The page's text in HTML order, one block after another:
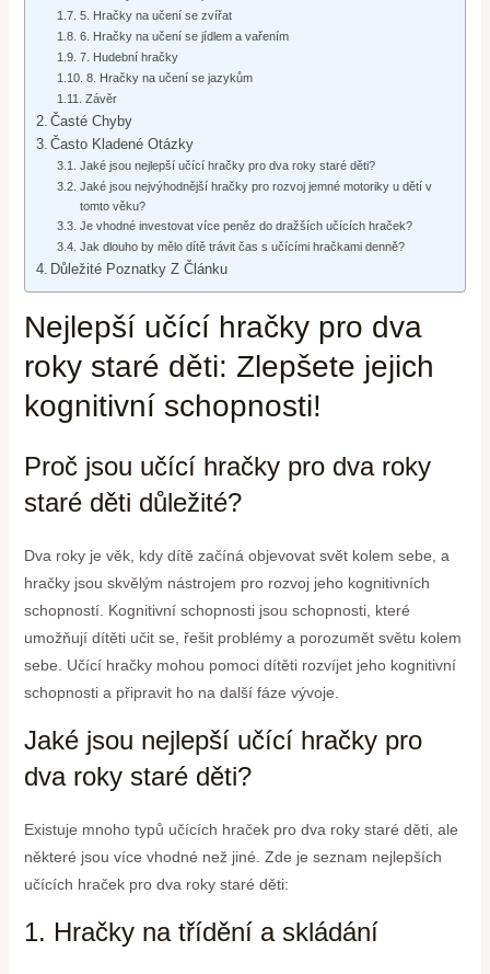
5. Hračky na učení se zvířat
6. Hračky na učení se jídlem a vařením
7. Hudební hračky
8. Hračky na učení se jazykům
Závěr
Časté Chyby
Často Kladené Otázky
Jaké jsou nejlepší učící hračky pro dva roky staré děti?
Jaké jsou nejvýhodnější hračky pro rozvoj jemné motoriky u dětí v
tomto věku?
Je vhodné investovat více peněz do dražších učících hraček?
Jak dlouho by mělo dítě trávit čas s učícími hračkami denně?
Důležité Poznatky Z Článku
Nejlepší učící hračky pro dva
roky staré děti: Zlepšete jejich
kognitivní schopnosti!
Proč jsou učící hračky pro dva roky
staré děti důležité?
Dva roky je věk, kdy dítě začíná objevovat svět kolem sebe, a
hračky jsou skvělým nástrojem pro rozvoj jeho kognitivních
schopností. Kognitivní schopnosti jsou schopnosti, které
umožňují dítěti učit se, řešit problémy a porozumět světu kolem
sebe. Učící hračky mohou pomoci dítěti rozvíjet jeho kognitivní
schopnosti a připravit ho na další fáze vývoje.
Jaké jsou nejlepší učící hračky pro
dva roky staré děti?
Existuje mnoho typů učících hraček pro dva roky staré děti, ale
některé jsou více vhodné než jiné. Zde je seznam nejlepších
učících hraček pro dva roky staré děti:
1. Hračky na třídění a skládání